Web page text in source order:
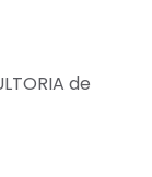
de